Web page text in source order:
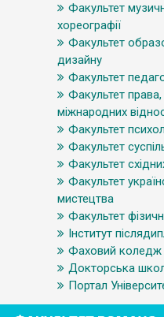
Факультет
хореографії
Факультет
дизайну
Факультет
Факультет
міжнародних
Факультет
Факультет
Факультет
Факультет
мистецтва
Факультет
Інститут
Фаховий коледж
Докторська
Портал